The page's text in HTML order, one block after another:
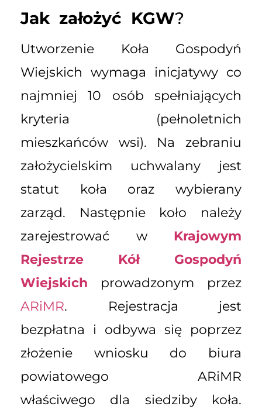
Jak założyć KGW?
Utworzenie Koła Gospodyń
Wiejskich wymaga inicjatywy co
najmniej 10 osób spełniających
kryteria (pełnoletnich
mieszkańców wsi). Na zebraniu
założycielskim uchwalany jest
statut koła oraz wybierany
zarząd. Następnie koło należy
zarejestrować w Krajowym
Rejestrze Kół Gospodyń
Wiejskich prowadzonym przez
ARiMR. Rejestracja jest
bezpłatna i odbywa się poprzez
złożenie wniosku do biura
powiatowego ARiMR
właściwego dla siedziby koła.